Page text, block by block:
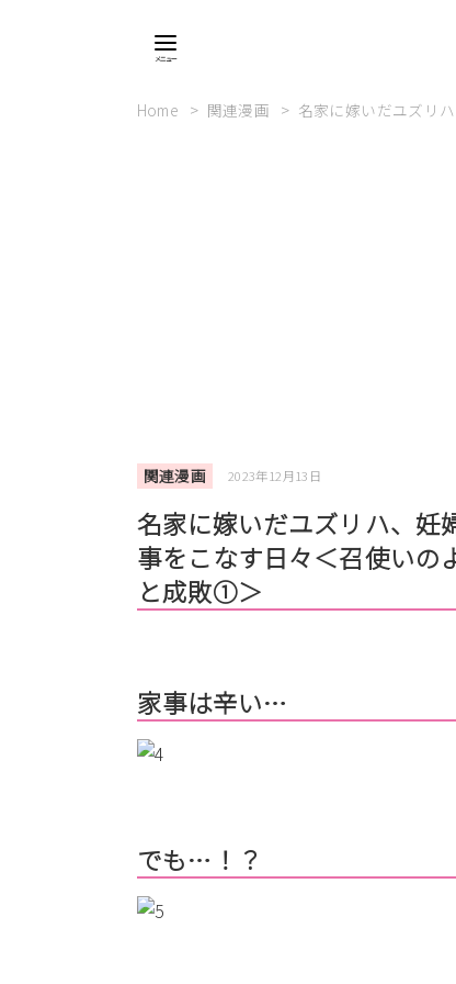
Home 関連漫画 名家に嫁いだユズリ
関連漫画 2023年12月13日
名家に嫁いだユズリハ、妊
事をこなす日々＜召使いの
と成敗①＞
家事は辛い…
でも…！？